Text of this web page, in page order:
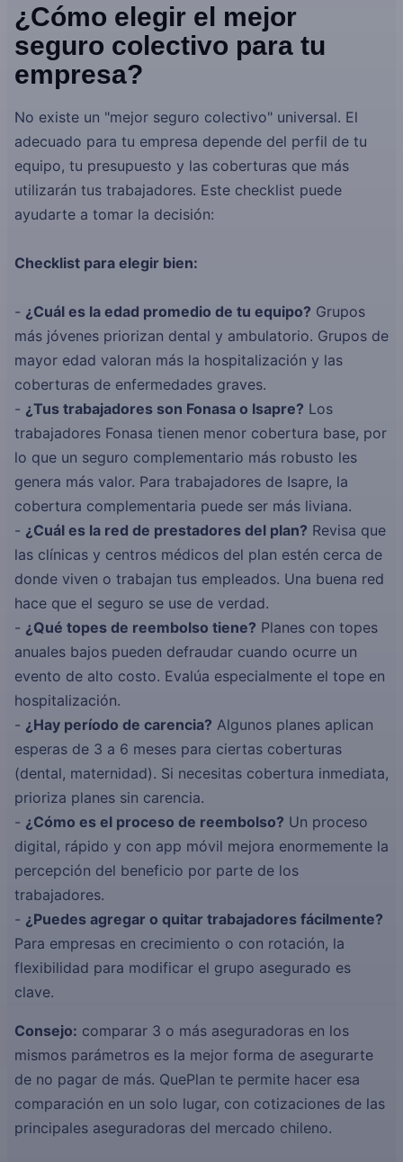
¿Cómo elegir el mejor
seguro colectivo para tu
empresa?
No existe un "mejor seguro colectivo" universal. El
adecuado para tu empresa depende del perfil de tu
equipo, tu presupuesto y las coberturas que más
utilizarán tus trabajadores. Este checklist puede
ayudarte a tomar la decisión:
Checklist para elegir bien:
- ¿Cuál es la edad promedio de tu equipo? Grupos
más jóvenes priorizan dental y ambulatorio. Grupos de
mayor edad valoran más la hospitalización y las
coberturas de enfermedades graves.
- ¿Tus trabajadores son Fonasa o Isapre? Los
trabajadores Fonasa tienen menor cobertura base, por
lo que un seguro complementario más robusto les
genera más valor. Para trabajadores de Isapre, la
cobertura complementaria puede ser más liviana.
- ¿Cuál es la red de prestadores del plan? Revisa que
las clínicas y centros médicos del plan estén cerca de
donde viven o trabajan tus empleados. Una buena red
hace que el seguro se use de verdad.
- ¿Qué topes de reembolso tiene? Planes con topes
anuales bajos pueden defraudar cuando ocurre un
evento de alto costo. Evalúa especialmente el tope en
hospitalización.
- ¿Hay período de carencia? Algunos planes aplican
esperas de 3 a 6 meses para ciertas coberturas
(dental, maternidad). Si necesitas cobertura inmediata,
prioriza planes sin carencia.
- ¿Cómo es el proceso de reembolso? Un proceso
digital, rápido y con app móvil mejora enormemente la
percepción del beneficio por parte de los
trabajadores.
- ¿Puedes agregar o quitar trabajadores fácilmente?
Para empresas en crecimiento o con rotación, la
flexibilidad para modificar el grupo asegurado es
clave.
Consejo: comparar 3 o más aseguradoras en los
mismos parámetros es la mejor forma de asegurarte
de no pagar de más. QuePlan te permite hacer esa
comparación en un solo lugar, con cotizaciones de las
principales aseguradoras del mercado chileno.